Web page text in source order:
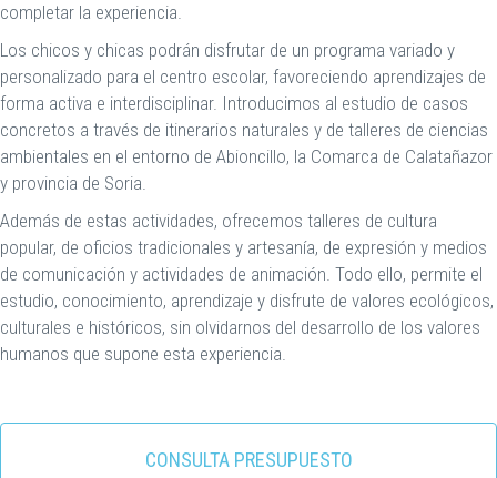
completar la experiencia.
Los chicos y chicas podrán disfrutar de un programa variado y
personalizado para el centro escolar, favoreciendo aprendizajes de
forma activa e interdisciplinar. Introducimos al estudio de casos
concretos a través de itinerarios naturales y de talleres de ciencias
ambientales en el entorno de Abioncillo, la Comarca de Calatañazor
y provincia de Soria.
Además de estas actividades, ofrecemos talleres de cultura
popular, de oficios tradicionales y artesanía, de expresión y medios
de comunicación y actividades de animación. Todo ello, permite el
estudio, conocimiento, aprendizaje y disfrute de valores ecológicos,
culturales e históricos, sin olvidarnos del desarrollo de los valores
humanos que supone esta experiencia.
CONSULTA PRESUPUESTO